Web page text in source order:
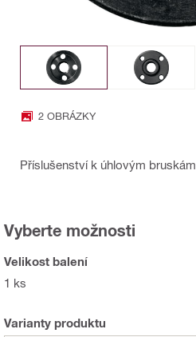
2 OBRÁZKY
Příslušenství k úhlovým bruskám
Vyberte možnosti
Velikost balení
1 ks
Varianty produktu